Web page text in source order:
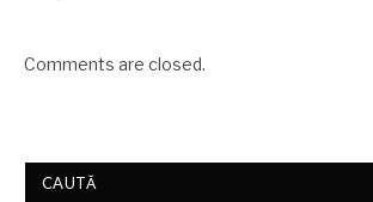
Comments are closed.
CAUTĂ